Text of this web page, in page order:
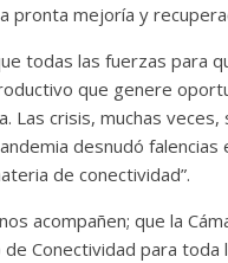
pronta mejoría y
todas las fuerzas para
que genere
crisis, muchas
desnudó falencias
de conectividad”.
acompañen; que la
Conectividad para toda